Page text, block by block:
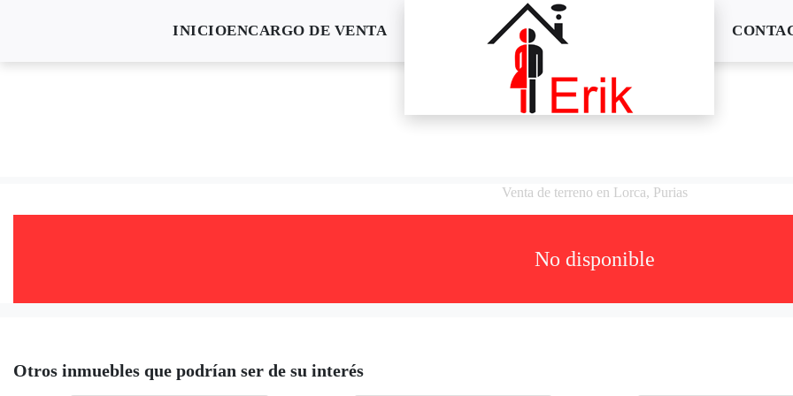
INICIOENCARGO DE VENTA
Venta de terreno en Lorca, Purias
No disponible
Otros inmuebles que podrían ser de su interés